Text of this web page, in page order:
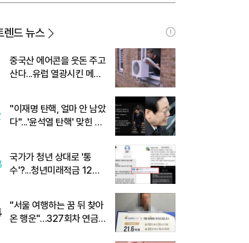
트
트
렌드 뉴스
중국산 에어콘을 웃돈 주고
산다...유럽 열광시킨 메이
"이재명 탄핵, 얼마 안 남았
다"...'윤석열 탄핵' 맞힌 무
국가가 청년 상대로 '통
수'?...청년미래적금 12%
"서울 여행하는 꿈 뒤 찾아
온 행운"…327회차 연금